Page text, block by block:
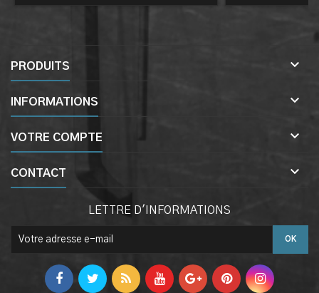
PRODUITS 
INFORMATIONS 
VOTRE COMPTE 
CONTACT 
LETTRE D'INFORMATIONS